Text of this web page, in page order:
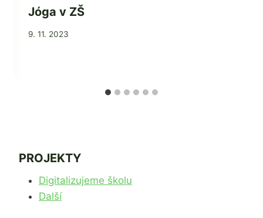
Jóga v ZŠ
Od
9. 11. 2023
PROJEKTY
Digitalizujeme školu
Další